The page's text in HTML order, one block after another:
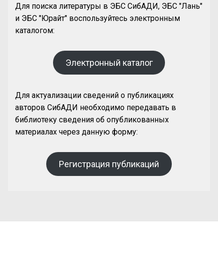
Для поиска литературы в ЭБС СибАДИ, ЭБС "Лань"
и ЭБС "Юрайт" воспользуйтесь электронным
каталогом:
Электронный каталог
Для актуализации сведений о публикациях
авторов СибАДИ необходимо передавать в
библиотеку сведения об опубликованных
материалах через данную форму:
Регистрация публикаций